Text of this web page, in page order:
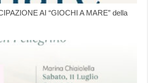
AI “GIOCHI A MARE” della